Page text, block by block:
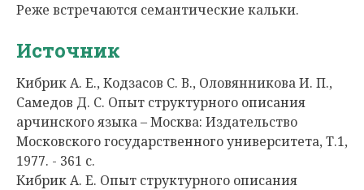
Реже встречаются семантические кальки.
Источник
Кибрик А. Е., Кодзасов С. В., Оловянникова И. П.,
Самедов Д. С. Опыт структурного описания
арчинского языка – Москва: Издательство
Московского государственного университета, Т.1,
1977. - 361 с.
Кибрик А. Е. Опыт структурного описания